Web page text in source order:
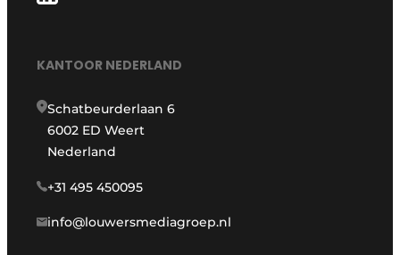
KANTOOR NEDERLAND
Schatbeurderlaan 6
6002 ED Weert
Nederland
+31 495 450095
info@louwersmediagroep.nl